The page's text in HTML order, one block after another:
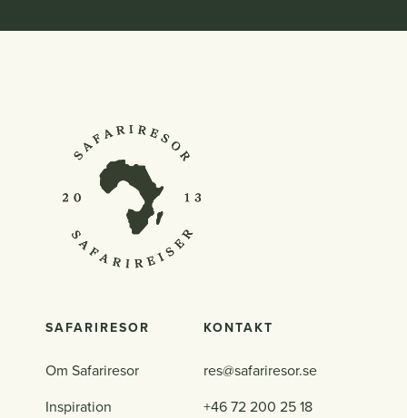
SAFARIRESOR
Om Safariresor
Inspiration
KONTAKT
res@safariresor.se
+46 72 200 25 18